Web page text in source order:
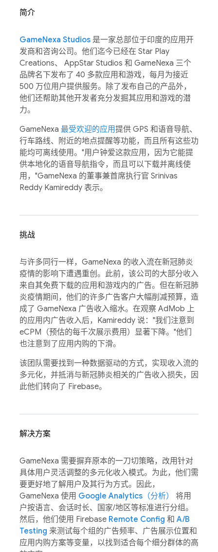
简介
GameNexa Studios 是一家总部位于印度的应用开
发商和咨询公司。他们迄今已经在 Star Play
Creations、 AppStar Studios 和 GameNexa 三个
品牌名下发布了 40 多款应用和游戏，每月为接近
500 万位用户提供服务。除了发布自己的产品外，
他们还帮助其他开发者充分发掘其应用和游戏的潜
力。
GameNexa 最受欢迎的应用提供 GPS 和语音导航、
行车路线、附近的地点提醒等功能，而且所有这些功
能均可离线使用。"用户钟爱这款应用，因为它能提
供本地化的语音导航指令，而且可以下载并离线使
用，"GameNexa 的董事兼首席执行官 Srinivas
Reddy Kamireddy 表示。
挑战
与许多同行一样，GameNexa 的收入流在新冠肺炎
疫情的影响下遭遇重创。此前，该公司的大部分收入
来自其免费下载的应用和游戏内的广告。但在新冠肺
炎疫情期间，他们的许多广告客户大幅削减预算，造
成了 GameNexa 广告收入缩水。在观察 AdMob 上
的应用内广告收入后，Kamireddy 说："我们注意到
eCPM（预估的每千次展示费用）显著下降。"他们
也注意到了应用内购的下滑。
该团队需要找到一种数据驱动的方式，实现收入流的
多元化，并抵消与新冠肺炎相关的广告收入损失，因
此他们转向了 Firebase。
解决方案
GameNexa 需要摒弃原本的一刀切策略，改用针对
具体用户灵活调整的多元化收入模式。为此，他们需
要更好地了解用户及其行为方式。因此，
GameNexa 使用 Google Analytics（分析）
将用
户按语言、会话时长、国家/地区等标准进行分组。
然后，他们使用 Firebase Remote Config 和 A/B
Testing 来测试每个组的广告频率、广告展示位置和
应用内购方案等变量，以找到适合每个细分群体的高